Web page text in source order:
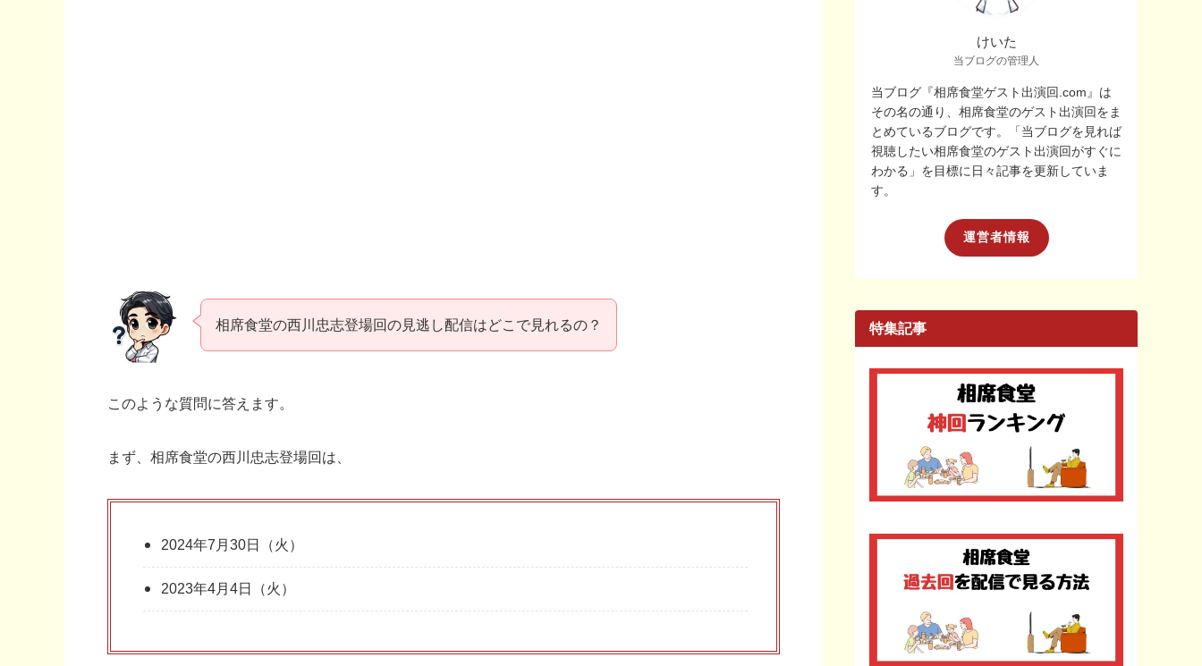
相席食堂の西川忠志登場回の見逃し配信はどこで見れるの？
このような質問に答えます。
まず、相席食堂の西川忠志登場回は、
2024年7月30日（火）
2023年4月4日（火）
けいた
当ブログの管理人
当ブログ『相席食堂ゲスト出演回.com』は
その名の通り、相席食堂のゲスト出演回をま
とめているブログです。「当ブログを見れば
視聴したい相席食堂のゲスト出演回がすぐに
わかる」を目標に日々記事を更新していま
す。
運営者情報
特集記事